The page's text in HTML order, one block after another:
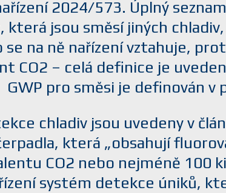
2024/573. Úplný
která jsou směsí jiných
na ně nařízení vztahuje,
CO2 – celá definice je
GWP pro směsi je definován v
chladiv jsou uvedeny v
která „obsahují
CO2 nebo nejméně 100
systém detekce úniků,